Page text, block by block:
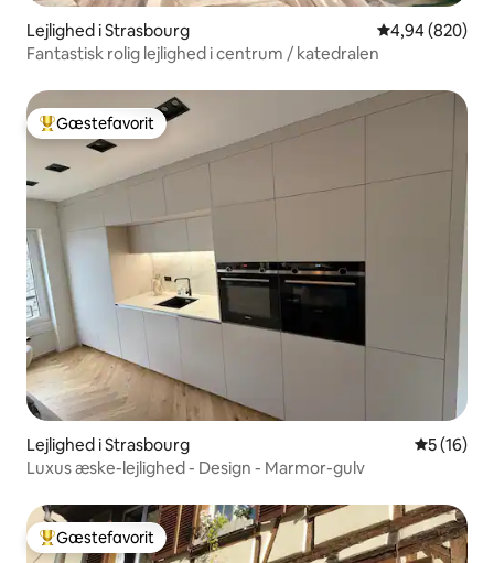
Lejlighed i Strasbourg 4,94 ud af 5 i
4,94 (820)
Fantastisk rolig lejlighed i centrum / katedralen
Bedste gæstefavorit
Gæstefavorit
Lejlighed i Strasbourg 5 ud af 5 i
5 (16)
Luxus æske-lejlighed - Design - Marmor-gulv
Bedste gæstefavorit
Gæstefavorit